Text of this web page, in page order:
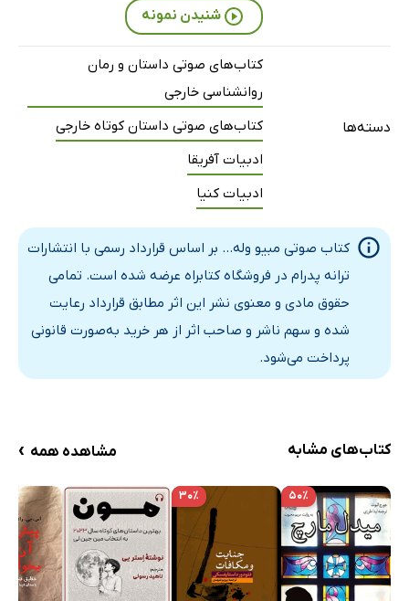
شنیدن نمونه
دسته‌ها
کتاب‌های صوتی داستان و رمان
روانشناسی خارجی
کتاب‌های صوتی داستان کوتاه خارجی
ادبیات آفریقا
ادبیات کنیا
کتاب صوتی مبیو وله... بر اساس قرارداد رسمی با انتشارات
ترانه پدرام در فروشگاه کتابراه عرضه شده است. تمامی
حقوق مادی و معنوی نشر این اثر مطابق قرارداد رعایت
شده و سهم ناشر و صاحب اثر از هر خرید به‌صورت قانونی
پرداخت می‌شود.
کتاب‌های مشابه مشاهده همه ›
۵۰٪ ۳۰٪